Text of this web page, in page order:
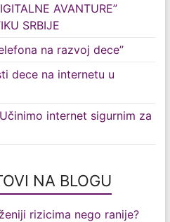
AVANTURE”
SRBIJE
na razvoj dece”
dece na internetu u
internet sigurnim za
NA BLOGU
rizicima nego ranije?